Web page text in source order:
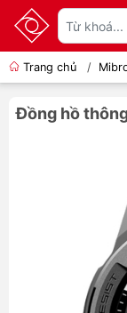
Trang chủ /
Đồng hồ